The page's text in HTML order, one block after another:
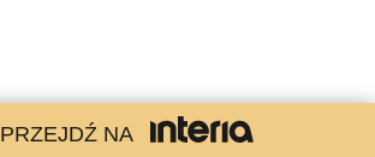
PRZEJDŹ NA